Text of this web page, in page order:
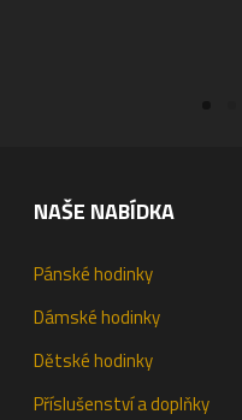
NAŠE NABÍDKA
Pánské hodinky
Dámské hodinky
Dětské hodinky
Příslušenství a doplňky